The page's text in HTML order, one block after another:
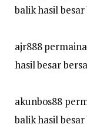
balik hasil
ajr888
hasil besar
akunbos88
balik hasil